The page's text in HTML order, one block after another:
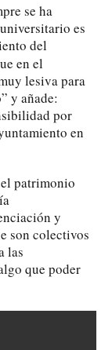
se ha
es
del
en el
lesiva para
y añade:
por
en
patrimonio
y
son colectivos
las
que poder